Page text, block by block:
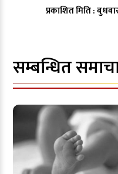
प्रकाशित मिति :
सम्बन्धित